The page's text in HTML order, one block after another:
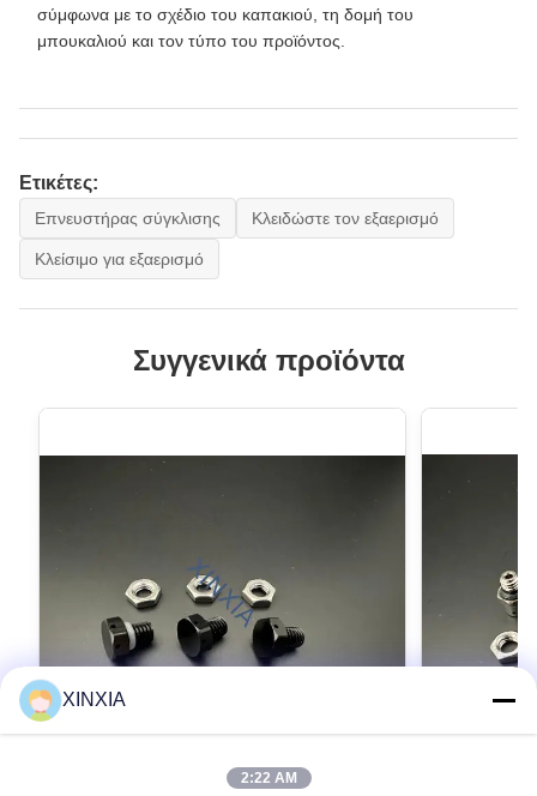
σύμφωνα με το σχέδιο του καπακιού, τη δομή του
μπουκαλιού και τον τύπο του προϊόντος.
Ετικέτες:
Επνευστήρας σύγκλισης Κλειδώστε τον εξαερισμό
Κλείσιμο για εξαερισμό
Συγγενικά προϊόντα
XINXIA
2:22 AM